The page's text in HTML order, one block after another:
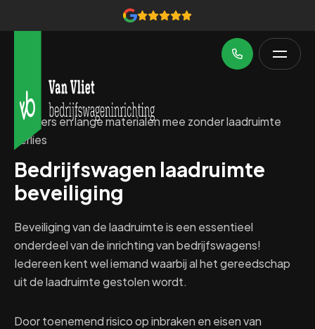
Ladders en lange materialen mee zonder laadruimte
verlies
Bedrijfswagen laadruimte
beveiliging
Beveiliging van de laadruimte is een essentieel
onderdeel van de inrichting van bedrijfswagens!
Iedereen kent wel iemand waarbij al het gereedschap
uit de laadruimte gestolen wordt.
Door toenemend risico op inbraken en eisen van